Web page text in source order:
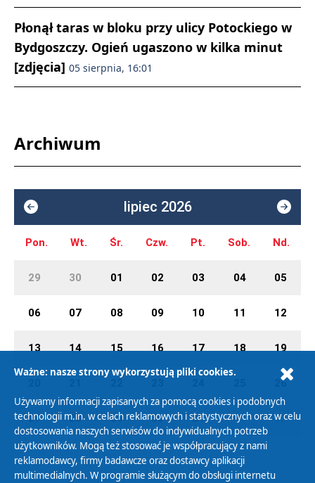
Płonął taras w bloku przy ulicy Potockiego w
Bydgoszczy. Ogień ugaszono w kilka minut
[zdjęcia] 05 sierpnia, 16:01
Archiwum
lipiec 2026
Pon. Wt. Śr. Czw. Pt. Sob. Nd.
29 30 01 02 03 04 05
06 07 08 09 10 11 12
13 14 15 16 17 18 19
26
27 28 29 30 31 01 02
Ważne: nasze strony wykorzystują pliki cookies.
Używamy informacji zapisanych za pomocą cookies i podobnych
technologii m.in. w celach reklamowych i statystycznych oraz w celu
dostosowania naszych serwisów do indywidualnych potrzeb
użytkowników. Mogą też stosować je współpracujący z nami
reklamodawcy, firmy badawcze oraz dostawcy aplikacji
multimedialnych. W programie służącym do obsługi internetu